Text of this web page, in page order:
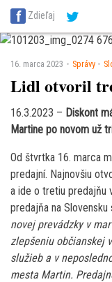
SITA Energetika
SITA Potravinárstvo
Zdieľaj
16. marca 2023 Správy
Lidl otvoril
16.3.2023 – Diskont
Martine po novom už
Od štvrtka 16. marca
predajní. Najnovšiu
a ide o tretiu predajňu
predajňa na
novej prevádzky v
zlepšeniu občianskej
služieb a v
mesta Martin.